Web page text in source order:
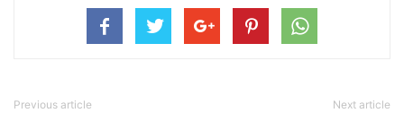
Previous article Next article